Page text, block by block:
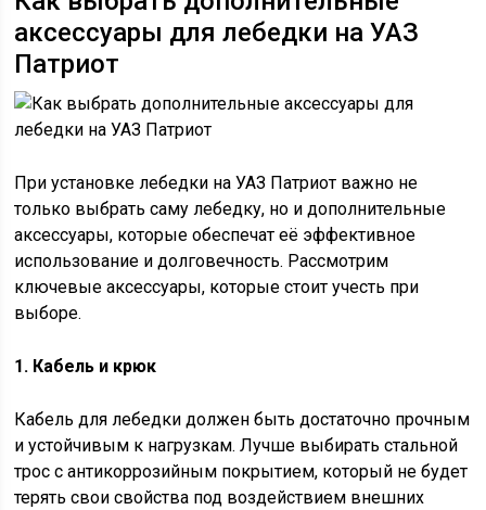
аксессуары для лебедки на УАЗ
Патриот
При установке лебедки на УАЗ Патриот важно не
только выбрать саму лебедку, но и дополнительные
аксессуары, которые обеспечат её эффективное
использование и долговечность. Рассмотрим
ключевые аксессуары, которые стоит учесть при
выборе.
1. Кабель и крюк
Кабель для лебедки должен быть достаточно прочным
и устойчивым к нагрузкам. Лучше выбирать стальной
трос с антикоррозийным покрытием, который не будет
терять свои свойства под воздействием внешних